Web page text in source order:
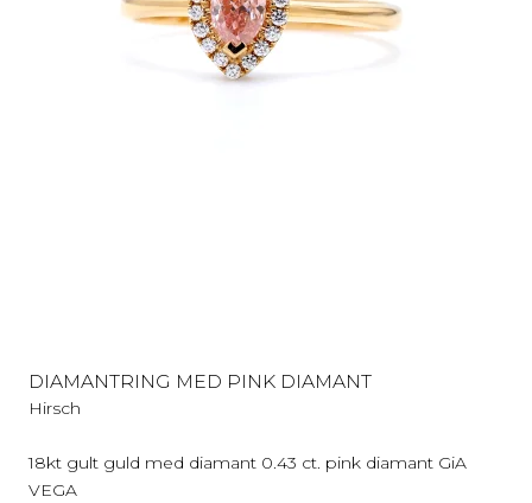
DIAMANTRING MED PINK DIAMANT
Hirsch
18kt gult guld med diamant 0.43 ct. pink diamant GiA
VEGA